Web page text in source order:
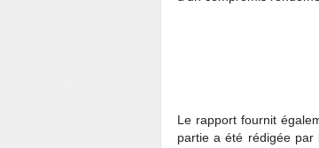
Le rapport fournit
partie a été rédigée par